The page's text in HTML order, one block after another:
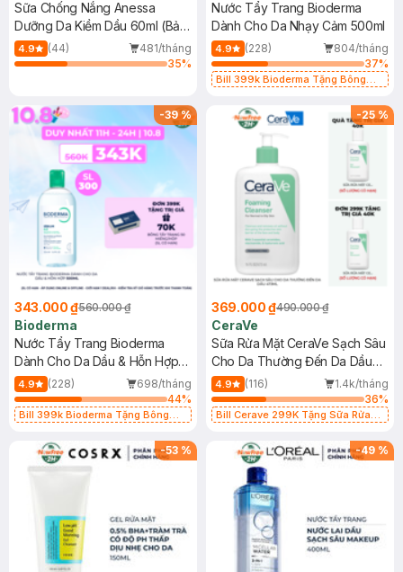
Sữa Chống Nắng Anessa
Dưỡng Da Kiềm Dầu 60ml (Bản
Mới)
4.9 (44)
481/tháng
35%
Nước Tẩy Trang Bioderma
Dành Cho Da Nhạy Cảm 500ml
4.9 (228)
804/tháng
37%
Bill 399k Bioderma Tặng Bông
-39%
343.000 ₫560.000 ₫
Bioderma
Nước Tẩy Trang Bioderma
Dành Cho Da Dầu & Hỗn Hợp
500ml
4.9 (228)
698/tháng
44%
Bill 399k Bioderma Tặng Bông
-25 %
369.000 ₫490.000 ₫
CeraVe
Sữa Rửa Mặt CeraVe Sạch Sâu
Cho Da Thường Đến Da Dầu
473ml
4.9 (116)
1.4k/tháng
36%
Bill Cerave 299K Tặng Sữa Rửa
-53 % -49 %